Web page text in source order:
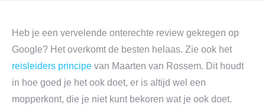
Heb je een vervelende onterechte review gekregen op
Google? Het overkomt de besten helaas. Zie ook het
reisleiders principe van Maarten van Rossem. Dit houdt
in hoe goed je het ook doet, er is altijd wel een
mopperkont, die je niet kunt bekoren wat je ook doet.